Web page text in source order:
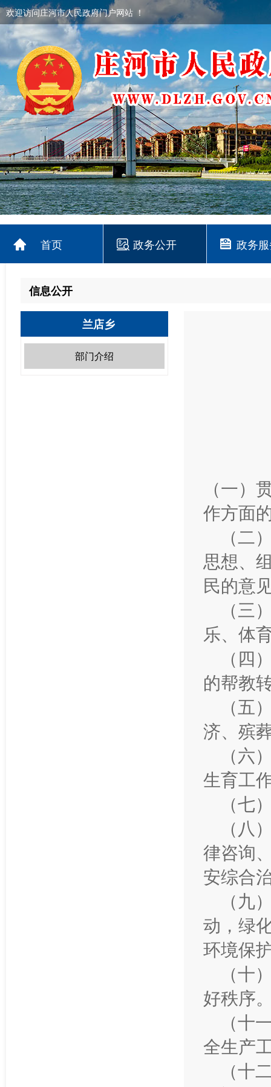
欢迎访问庄河市人民政府门户网站 ！
首页 政务公开 政务
信息公开
兰店乡
部门介绍
（一
作方面
（
思想、
民的意
（
乐、体
（
的帮教
（
济、殡
（
生育工
（
（
律咨询
安综合
（
动，绿
环境保
（
好秩序
（
全生产
（